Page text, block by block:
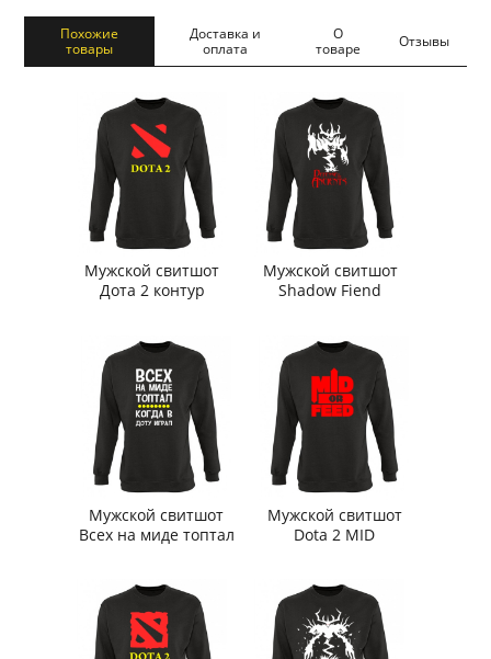
Похожие
товары
Доставка и
оплата
О
товаре
Отзывы
Мужской свитшот
Дота 2 контур
Мужской свитшот
Shadow Fiend
Мужской свитшот
Всех на миде топтал
Мужской свитшот
Dota 2 MID